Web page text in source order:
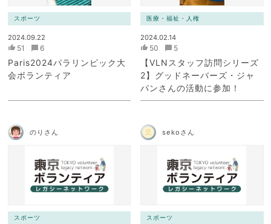
スポーツ
2024.09.22
51 6
Paris2024パラリンピック大
会ボランティア
医療・福祉・人権
2024.02.14
50 5
【VLNスタッフ訪問シリーズ
2】グッドネーバーズ・ジャ
パンさんの活動に参加！
のりさん
スポーツ
sekoさん
スポーツ